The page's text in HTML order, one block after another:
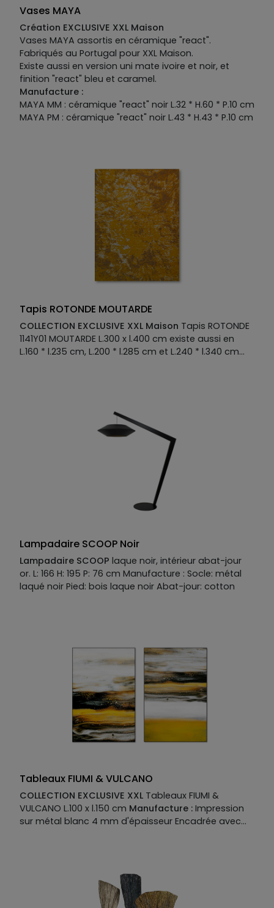
Vases MAYA
Création EXCLUSIVE XXL Maison
Vases MAYA assortis en céramique "react".
Fabriqués au Portugal pour XXL Maison.
Existe aussi en version uni mate ivoire et noir, et
finition "react" bleu et caramel.
Manufacture :
MAYA MM : céramique "react" noir L.32 * H.60 * P.10 cm
MAYA PM : céramique "react" noir L.43 * H.43 * P.10 cm
Tapis ROTONDE MOUTARDE
COLLECTION EXCLUSIVE XXL Maison Tapis ROTONDE
1141Y01 MOUTARDE L.300 x l.400 cm existe aussi en
L.160 * l.235 cm, L.200 * l.285 cm et L.240 * l.340 cm
Lampadaire SCOOP Noir
Lampadaire SCOOP laque noir, intérieur abat-jour
or. L: 166 H: 195 P: 76 cm Manufacture : Socle: métal
laqué noir Pied: bois laque noir Abat-jour: cotton
Tableaux FIUMI & VULCANO
COLLECTION EXCLUSIVE XXL Tableaux FIUMI &
VULCANO L.100 x l.150 cm Manufacture : Impression
sur métal blanc 4 mm d'épaisseur Encadrée avec